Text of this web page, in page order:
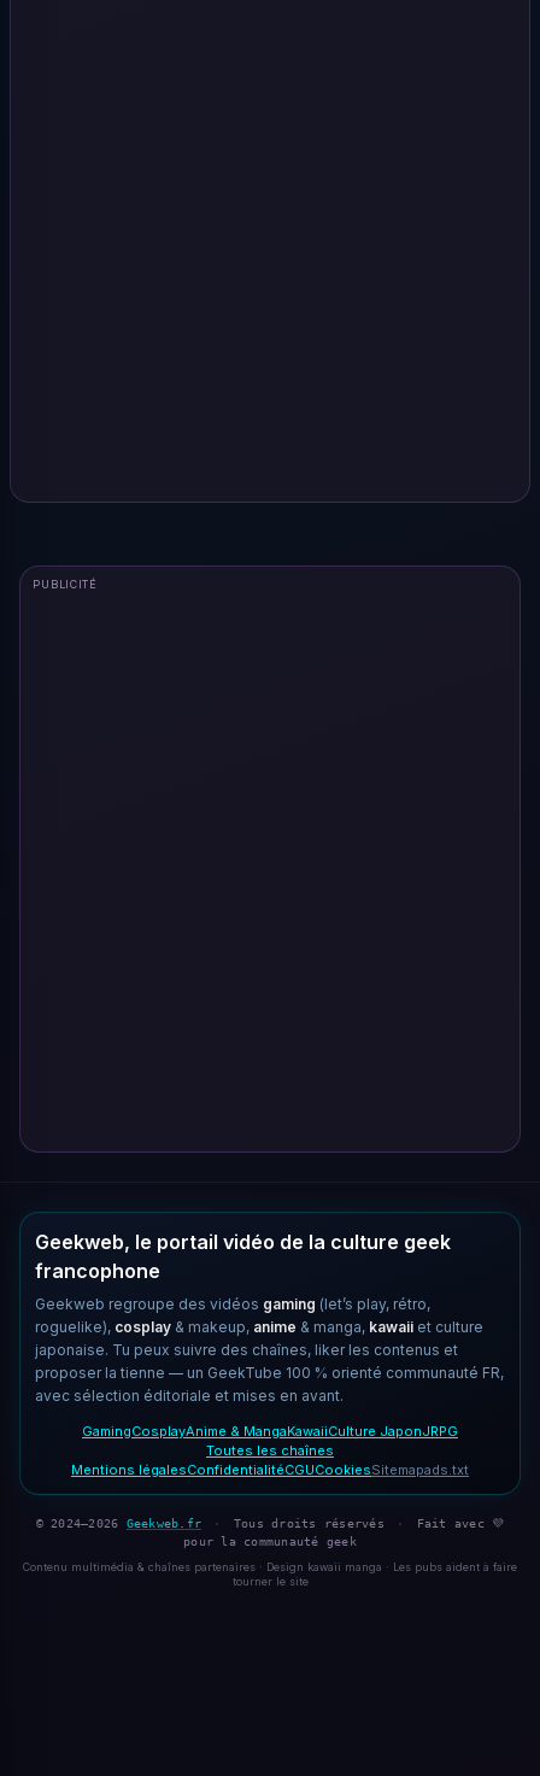
PUBLICITÉ
Geekweb, le portail vidéo de la culture geek
francophone
Geekweb regroupe des vidéos gaming (let’s play, rétro,
roguelike), cosplay & makeup, anime & manga, kawaii et culture
japonaise. Tu peux suivre des chaînes, liker les contenus et
proposer la tienne — un GeekTube 100 % orienté communauté FR,
avec sélection éditoriale et mises en avant.
GamingCosplayAnime & MangaKawaiiCulture JaponJRPG
Toutes les chaînes
Mentions légalesConfidentialitéCGUCookiesSitemapads.txt
© 2024–2026 Geekweb.fr · Tous droits réservés ·
Fait avec 💜
pour la communauté geek
Contenu multimédia & chaînes partenaires · Design kawaii manga · Les pubs aident à faire
tourner le site